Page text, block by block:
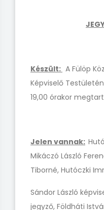
Készült: A Fülöp
Képviselő
19,00 órakor
Jelen vannak:
Mikáczó László
Tiborné, Hutóczki
Sándor László
jegyző, Földháti